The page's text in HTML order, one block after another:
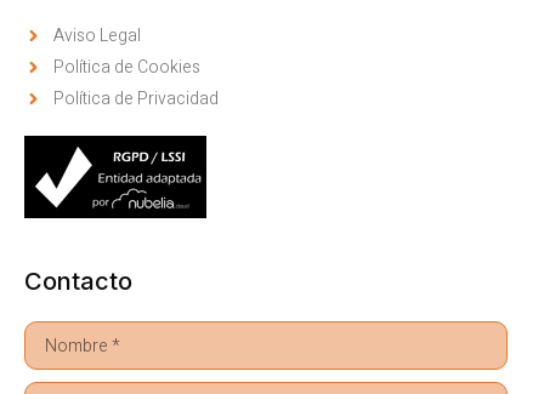
Aviso Legal
Política de Cookies
Política de Privacidad
Contacto